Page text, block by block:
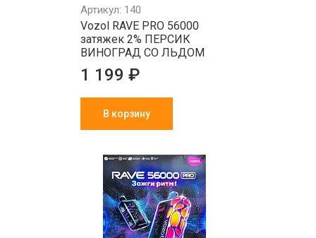
Артикул: 140
Vozol RAVE PRO 56000
затяжек 2% ПЕРСИК
ВИНОГРАД СО ЛЬДОМ
1 199 ₽
В корзину